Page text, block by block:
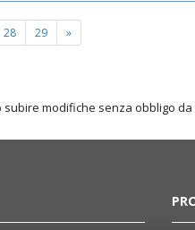
28 29 »
modifiche senza obbligo